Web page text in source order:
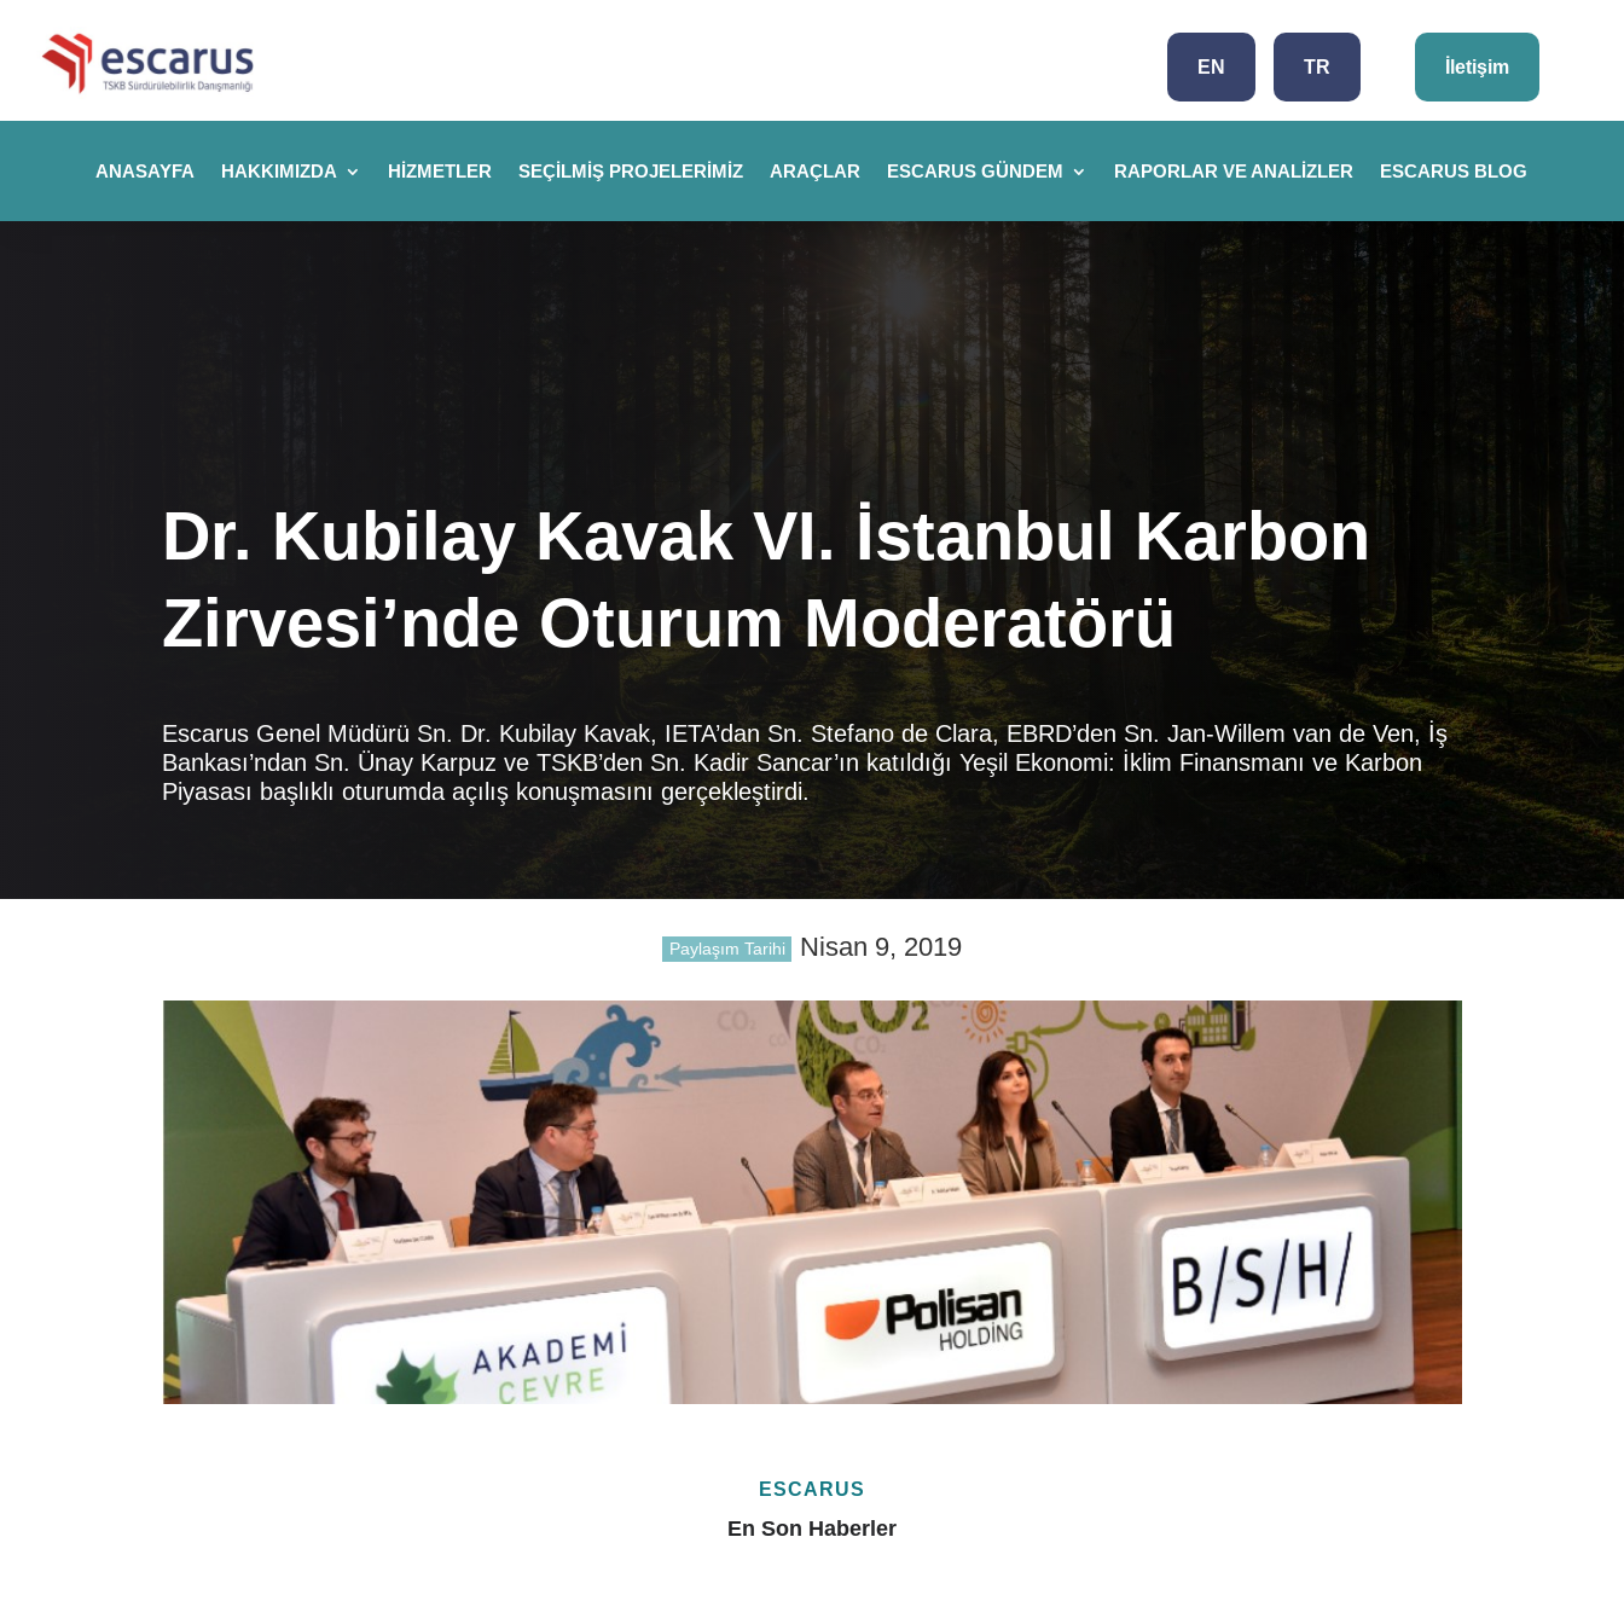
EN TR İletişim
ANASAYFA HAKKIMIZDA HIZMETLER SEÇILMIŞ PROJELERIMIZ ARAÇLAR ESCARUS GÜNDEM RAPORLAR VE ANALIZLER ESCARUS BLOG
Dr. Kubilay Kavak VI. İstanbul Karbon
Zirvesi’nde Oturum Moderatörü
Escarus Genel Müdürü Sn. Dr. Kubilay Kavak, IETA’dan Sn. Stefano de Clara, EBRD’den Sn. Jan-Willem van de Ven, İş
Bankası’ndan Sn. Ünay Karpuz ve TSKB’den Sn. Kadir Sancar’ın katıldığı Yeşil Ekonomi: İklim Finansmanı ve Karbon
Piyasası başlıklı oturumda açılış konuşmasını gerçekleştirdi.
Paylaşım Tarihi Nisan 9, 2019
ESCARUS
En Son Haberler